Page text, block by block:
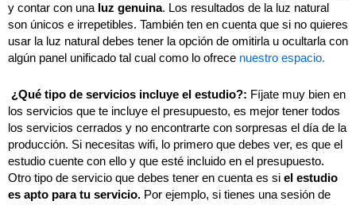
y contar con una luz genuina. Los resultados de la luz natural
son únicos e irrepetibles. También ten en cuenta que si no quieres
usar la luz natural debes tener la opción de omitirla u ocultarla con
algún panel unificado tal cual como lo ofrece nuestro espacio.
¿Qué tipo de servicios incluye el estudio?: Fíjate muy bien en
los servicios que te incluye el presupuesto, es mejor tener todos
los servicios cerrados y no encontrarte con sorpresas el día de la
producción. Si necesitas wifi, lo primero que debes ver, es que el
estudio cuente con ello y que esté incluido en el presupuesto.
Otro tipo de servicio que debes tener en cuenta es si el estudio
es apto para tu servicio. Por ejemplo, si tienes una sesión de